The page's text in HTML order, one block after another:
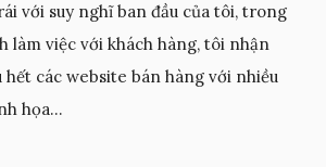
với suy nghĩ ban đầu của tôi, trong
làm việc với khách hàng, tôi nhận
hết các website bán hàng với nhiều
họa...